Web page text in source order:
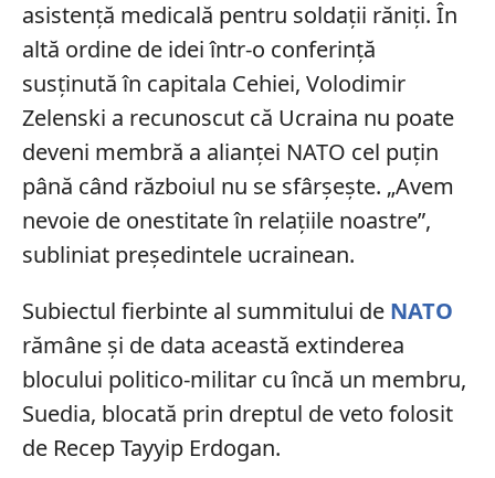
asistență medicală pentru soldații răniți. În
altă ordine de idei într-o conferință
susținută în capitala Cehiei, Volodimir
Zelenski a recunoscut că Ucraina nu poate
deveni membră a alianței NATO cel puțin
până când războiul nu se sfârșește. „Avem
nevoie de onestitate în relaţiile noastre”,
subliniat președintele ucrainean.
Subiectul fierbinte al summitului de NATO
rămâne și de data această extinderea
blocului politico-militar cu încă un membru,
Suedia, blocată prin dreptul de veto folosit
de Recep Tayyip Erdogan.